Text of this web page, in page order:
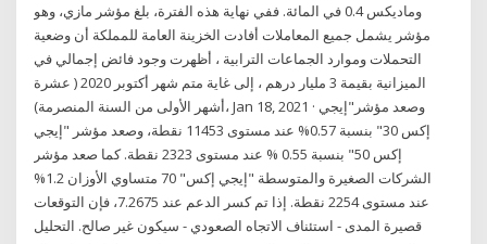
وماديكس 0.4 في المائة. ففي نهاية هذه الفترة، بلغ مؤشر مازي، وهو
مؤشر يشمل جميع المعاملات أفادت الخزينة العامة للمملكة أن وضعية
التحملات وموارد الجماعات الترابية ، أظهرت وجود فائض إجمالي في
الميزانية بقيمة 3 مليار درهم ، إلى غاية متم شهر أكتوبر 2020 ( عشرة
أشهر الأولى من السنة المنصرمة)، Jan 18, 2021 · وصعد مؤشر"إيجي
إكس 30" بنسبة 0.57% عند مستوى 11453 نقطة، وصعد مؤشر "إيجي
إكس 50" بنسبة 0.55 % عند مستوى 2323 نقطة. كما صعد مؤشر
الشركات الصغيرة والمتوسطة "إيجي إكس" 70 متساوي الأوزان 1.2%
عند مستوى 2254 نقطة. إذا تم كسر الدعم عند 7.2675، فإن التوقعات
قصيرة المدى - استئناف الاتجاه الصعودي - سيكون غير صالح. التحليل